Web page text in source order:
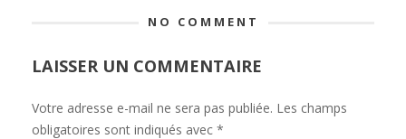
NO COMMENT
LAISSER UN COMMENTAIRE
Votre adresse e-mail ne sera pas publiée. Les champs
obligatoires sont indiqués avec *